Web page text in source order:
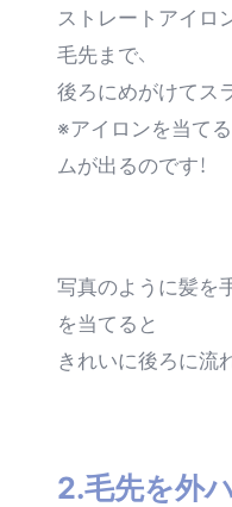
ストレートアイロ
毛先まで、
後ろにめがけてス
※アイロンを当て
ムが出るのです！
写真のように髪を
を当てると
きれいに後ろに流
2.毛先を外